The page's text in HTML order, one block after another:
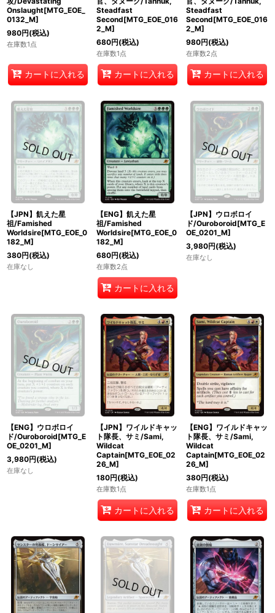
Onslaught[MTG_EOE_
0132_M]
980円(税込)
在庫数1点
カートに入れる
Steadfast
Second[MTG_EOE_016
2_M]
680円(税込)
在庫数1点
カートに入れる
Steadfast
Second[MTG_EOE_016
2_M]
980円(税込)
在庫数2点
カートに入れる
【JPN】飢えた星
祖/Famished
Worldsire[MTG_EOE_0
182_M]
380円(税込)
在庫なし
【ENG】飢えた星
祖/Famished
Worldsire[MTG_EOE_0
182_M]
680円(税込)
在庫数2点
カートに入れる
【JPN】ウロボロイ
ド/Ouroboroid[MTG_E
OE_0201_M]
3,980円(税込)
在庫なし
【ENG】ウロボロイ
ド/Ouroboroid[MTG_E
OE_0201_M]
3,980円(税込)
在庫なし
【JPN】ワイルドキャッ
ト隊長、サミ/Sami,
Wildcat
Captain[MTG_EOE_02
26_M]
180円(税込)
在庫数1点
カートに入れる
【ENG】ワイルドキャッ
ト隊長、サミ/Sami,
Wildcat
Captain[MTG_EOE_02
26_M]
380円(税込)
在庫数1点
カートに入れる